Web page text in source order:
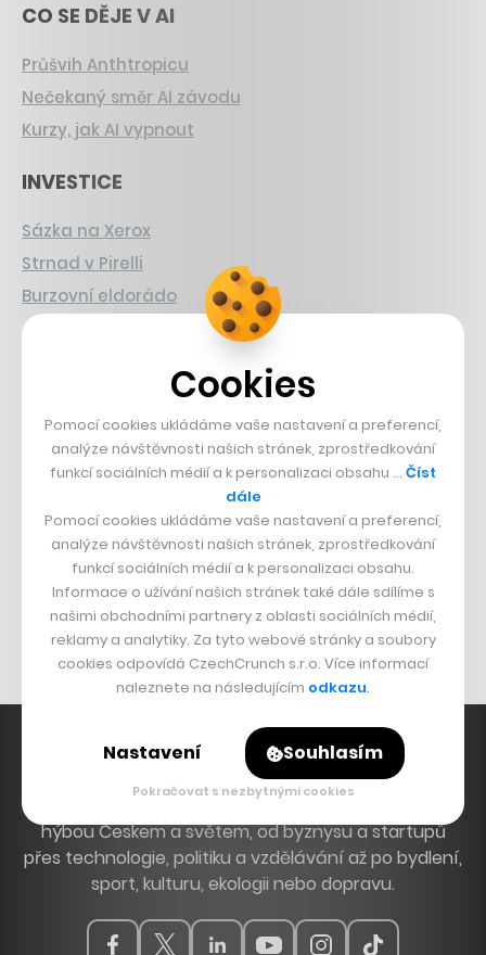
CO SE DĚJE V AI
Průšvih Anthtropicu
Nečekaný směr AI závodu
Kurzy, jak AI vypnout
INVESTICE
Sázka na Xerox
Strnad v Pirelli
Burzovní eldorádo
Boční projekt, co se zvrtnul
Francouzský šéfkuchař na Šumavě
Dva golfisti, co pečou
DESIGN
Bomma není tichá
Originální hodinky
Nábytek z betonu
Hlavní zdroj inspirace. Věnujeme se tématům, která
hýbou Českem a světem, od byznysu a startupů
přes technologie, politiku a vzdělávání až po bydlení,
sport, kulturu, ekologii nebo dopravu.
Cookies
Pomocí cookies ukládáme vaše nastavení a preferencí,
analýze návštěvnosti našich stránek, zprostředkování
funkcí sociálních médií a k personalizaci obsahu … Číst
dále
Pomocí cookies ukládáme vaše nastavení a preferencí,
analýze návštěvnosti našich stránek, zprostředkování
funkcí sociálních médií a k personalizaci obsahu.
Informace o užívání našich stránek také dále sdílíme s
našimi obchodními partnery z oblasti sociálních médií,
reklamy a analytiky. Za tyto webové stránky a soubory
cookies odpovídá CzechCrunch s.r.o. Více informací
naleznete na následujícím odkazu.
Nastavení Souhlasím
Pokračovat s nezbytnými cookies